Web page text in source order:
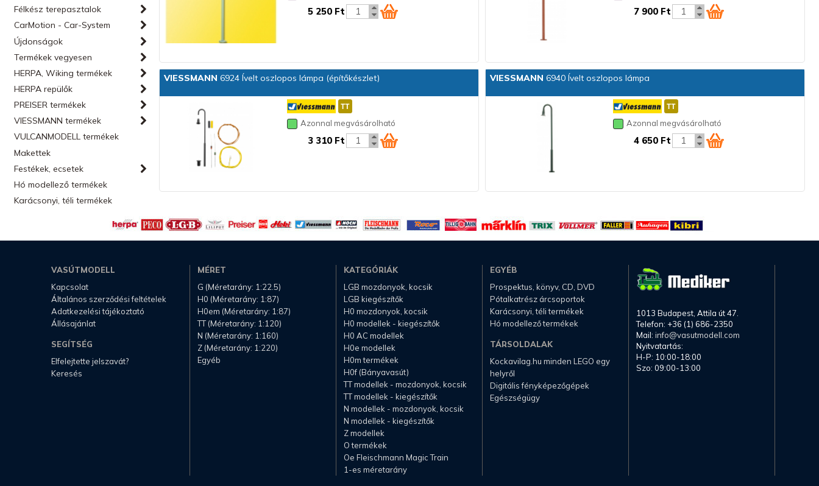
Félkész terepasztalok
CarMotion - Car-System
Újdonságok
Termékek vegyesen
HERPA, Wiking termékek
HERPA repülők
PREISER termékek
VIESSMANN termékek
VULCANMODELL termékek
Makettek
Festékek, ecsetek
Hó modellező termékek
Karácsonyi, téli termékek
5 250 Ft 7 900 Ft
VIESSMANN 6924 Ívelt oszlopos lámpa (építőkészlet)
Azonnal megvásárolható
3 310 Ft
VIESSMANN 6940 Ívelt oszlopos lámpa
Azonnal megvásárolható
4 650 Ft
VASÚTMODELL
Kapcsolat
Általános szerződési feltételek
Adatkezelési tájékoztató
Állásajánlat
SEGÍTSÉG
Elfelejtette jelszavát?
Keresés
MÉRET
G (Méretarány: 1:22.5)
H0 (Méretarány: 1:87)
H0em (Méretarány: 1:87)
TT (Méretarány: 1:120)
N (Méretarány: 1:160)
Z (Méretarány: 1:220)
Egyéb
KATEGÓRIÁK
LGB mozdonyok, kocsik
LGB kiegészítők
H0 mozdonyok, kocsik
H0 modellek - kiegészítők
H0 AC modellek
H0e modellek
H0m termékek
H0f (Bányavasút)
TT modellek - mozdonyok, kocsik
TT modellek - kiegészítők
N modellek - mozdonyok, kocsik
N modellek - kiegészítők
Z modellek
O termékek
Oe Fleischmann Magic Train
1-es méretarány
EGYÉB
Prospektus, könyv, CD, DVD
Pótalkatrész árcsoportok
Karácsonyi, téli termékek
Hó modellező termékek
TÁRSOLDALAK
Kockavilag.hu minden LEGO egy
helyről
Digitális fényképezőgépek
Egészségügy
1013 Budapest, Attila út 47.
Telefon: +36 (1) 686-2350
Mail: info@vasutmodell.com
Nyitvatartás:
H-P: 10:00-18:00
Szo: 09:00-13:00